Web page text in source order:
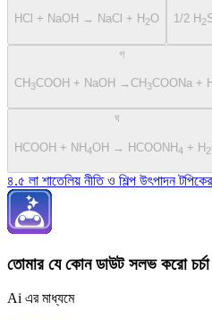
HCl + NaOH → NaCl + H 2O 1/2 H 2
গ
CH3COOH + NaOH →CH3COONa + H
ঘ
HCOOH + NH4OH → HCOONH4 + H2
৪.৫ লা শাতেলিয় নীতি ও শিল্প উৎপাদন
তোমার যে কোন ডাউট সলভ করো চর্চা
Ai এর মাধ্যমে